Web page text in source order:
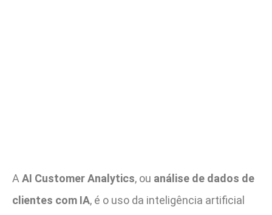
AAI Customer Analytics, ou análise de dados de
clientes com IA, é o uso da inteligência artificial